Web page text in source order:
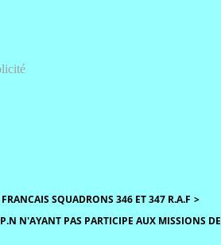
SQUADRONS 346 ET 347 R.A.F >
N'AYANT PAS PARTICIPE AUX MISSIONS DE